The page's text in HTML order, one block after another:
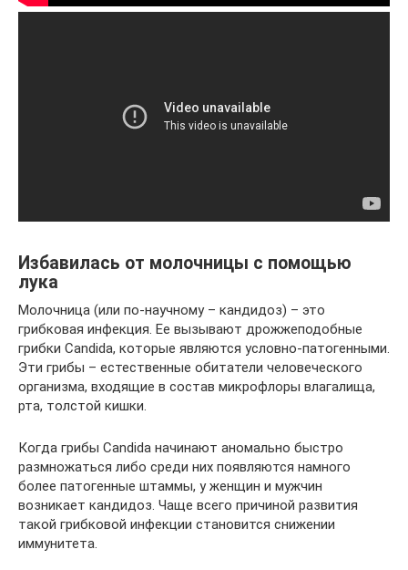
Избавилась от молочницы с помощью
лука
Молочница (или по-научному – кандидоз) – это
грибковая инфекция. Ее вызывают дрожжеподобные
грибки Candida, которые являются условно-патогенными.
Эти грибы – естественные обитатели человеческого
организма, входящие в состав микрофлоры влагалища,
рта, толстой кишки.
Когда грибы Candida начинают аномально быстро
размножаться либо среди них появляются намного
более патогенные штаммы, у женщин и мужчин
возникает кандидоз. Чаще всего причиной развития
такой грибковой инфекции становится снижении
иммунитета.